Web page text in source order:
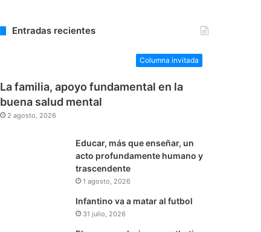
Entradas recientes
Columna invitada
La familia, apoyo fundamental en la
buena salud mental
2 agosto, 2026
Educar, más que enseñar, un
acto profundamente humano y
trascendente
1 agosto, 2026
Infantino va a matar al futbol
31 julio, 2026